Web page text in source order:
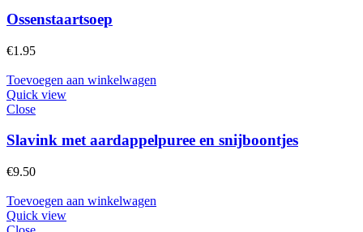
Ossenstaartsoep
€1.95
Toevoegen aan winkelwagen
Quick view
Close
Slavink met aardappelpuree en snijboontjes
€9.50
Toevoegen aan winkelwagen
Quick view